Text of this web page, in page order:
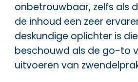
onbetrouwbaar, zelfs als
de inhoud een zeer
deskundige oplichter is
beschouwd als de go-to
uitvoeren van